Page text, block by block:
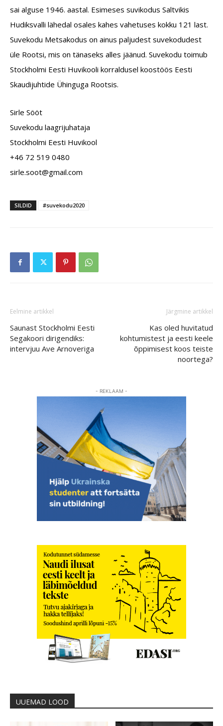
sai alguse 1946. aastal. Esimeses suvikodus Saltvikis
Hudiksvalli lähedal osales kahes vahetuses kokku 121 last.
Suvekodu Metsakodus on ainus paljudest suvekodudest
üle Rootsi, mis on tänaseks alles jäänud. Suvekodu toimub
Stockholmi Eesti Huvikooli korraldusel koostöös Eesti
Skaudijuhtide Ühinguga Rootsis.
Sirle Sööt
Suvekodu laagrijuhataja
Stockholmi Eesti Huvikool
+46 72 519 0480
moc.l
iamg@
toos.
elris
SILDID #suvekodu2020
Eelmine artikkel
Saunast Stockholmi Eesti
Segakoori dirigendiks:
intervjuu Ave Arnoveriga
Järgmine artikkel
Kas oled huvitatud
kohtumistest ja eesti keele
õppimisest koos teiste
noortega?
- REKLAAM -
UUEMAD LOOD